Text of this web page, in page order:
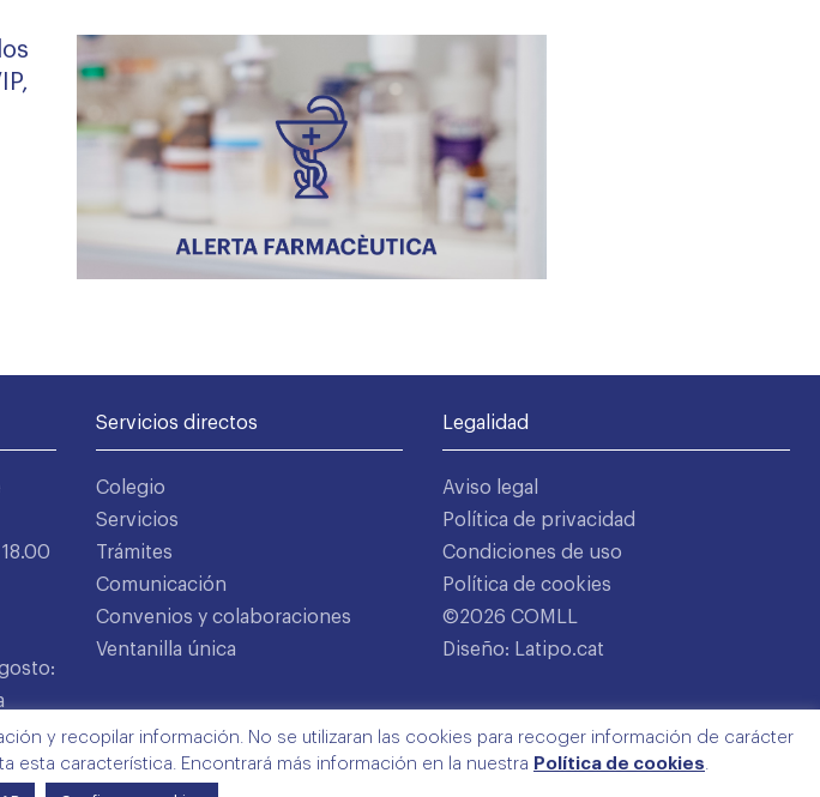
Servicios directos
Colegio
Servicios
Trámites
Comunicación
Convenios y colaboraciones
Ventanilla única
Legalidad
Aviso legal
Política de privacidad
Condiciones de uso
Política de cookies
©2026 COMLL
Diseño: Latipo.cat
y recopilar información. No se utilizaran las cookies para recoger información de carácter
esta característica. Encontrará más información en la nuestra Política de cookies.